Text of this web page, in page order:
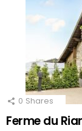
0 Shares
Ferme du